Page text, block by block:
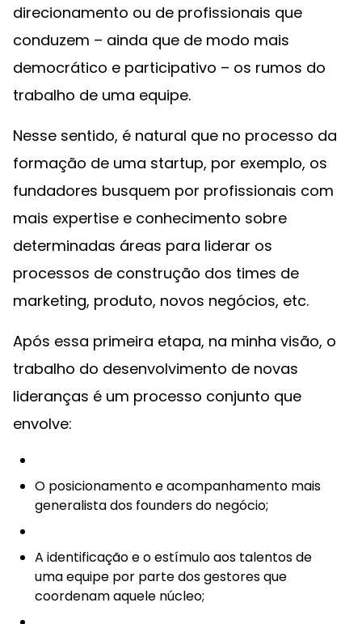
direcionamento ou de profissionais que
conduzem – ainda que de modo mais
democrático e participativo – os rumos do
trabalho de uma equipe.
Nesse sentido, é natural que no processo da
formação de uma startup, por exemplo, os
fundadores busquem por profissionais com
mais expertise e conhecimento sobre
determinadas áreas para liderar os
processos de construção dos times de
marketing, produto, novos negócios, etc.
Após essa primeira etapa, na minha visão, o
trabalho do desenvolvimento de novas
lideranças é um processo conjunto que
envolve:
O posicionamento e acompanhamento mais
generalista dos founders do negócio;
A identificação e o estímulo aos talentos de
uma equipe por parte dos gestores que
coordenam aquele núcleo;